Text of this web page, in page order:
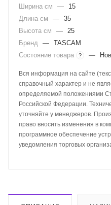
Ширина см —
15
Длина см
— 35
Высота см
— 25
Бренд — TASCAM
Состояние товара
? —
Вся информация на сайте
справочный характер и не
определяемой положениями
Российской Федерации.
уточняйте у менеджеров.
право вносить изменения в
программное обеспечение
уведомления торговых